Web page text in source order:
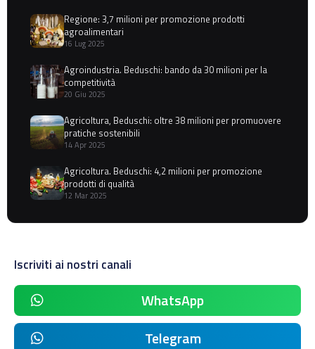
Regione: 3,7 milioni per promozione prodotti
agroalimentari
16 Lug 2025
Agroindustria. Beduschi: bando da 30 milioni per la
competitività
20 Giu 2025
Agricoltura, Beduschi: oltre 38 milioni per promuovere
pratiche sostenibili
14 Apr 2025
Agricoltura. Beduschi: 4,2 milioni per promozione
prodotti di qualità
12 Mar 2025
Iscriviti ai nostri canali
WhatsApp
Telegram